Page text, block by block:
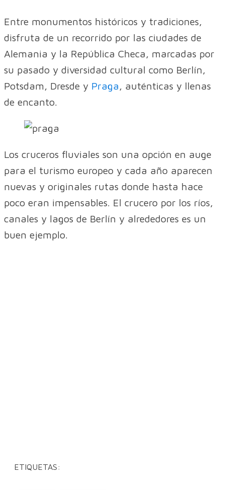
Entre monumentos históricos y tradiciones,
disfruta de un recorrido por las ciudades de
Alemania y la República Checa, marcadas por
su pasado y diversidad cultural como Berlín,
Potsdam, Dresde y Praga, auténticas y llenas
de encanto.
Los cruceros fluviales son una opción en auge
para el turismo europeo y cada año aparecen
nuevas y originales rutas donde hasta hace
poco eran impensables. El crucero por los ríos,
canales y lagos de Berlín y alrededores es un
buen ejemplo.
ETIQUETAS: